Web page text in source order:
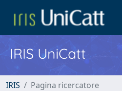
IRIS UniCatt
IRIS Pagina ricercatore